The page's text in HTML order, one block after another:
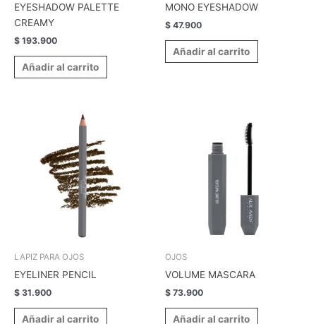
EYESHADOW PALETTE
CREAMY
$ 193.900
Añadir al carrito
MONO EYESHADOW
$ 47.900
Añadir al carrito
LAPIZ PARA OJOS
EYELINER PENCIL
$ 31.900
Añadir al carrito
OJOS
VOLUME MASCARA
$ 73.900
Añadir al carrito